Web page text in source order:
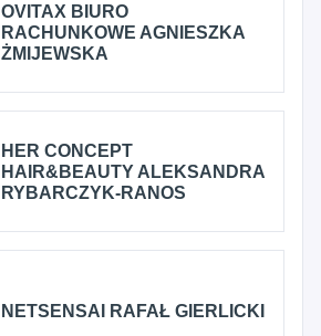
OVITAX BIURO
RACHUNKOWE AGNIESZKA
ŻMIJEWSKA
HER CONCEPT
HAIR&BEAUTY ALEKSANDRA
RYBARCZYK-RANOS
NETSENSAI RAFAŁ GIERLICKI